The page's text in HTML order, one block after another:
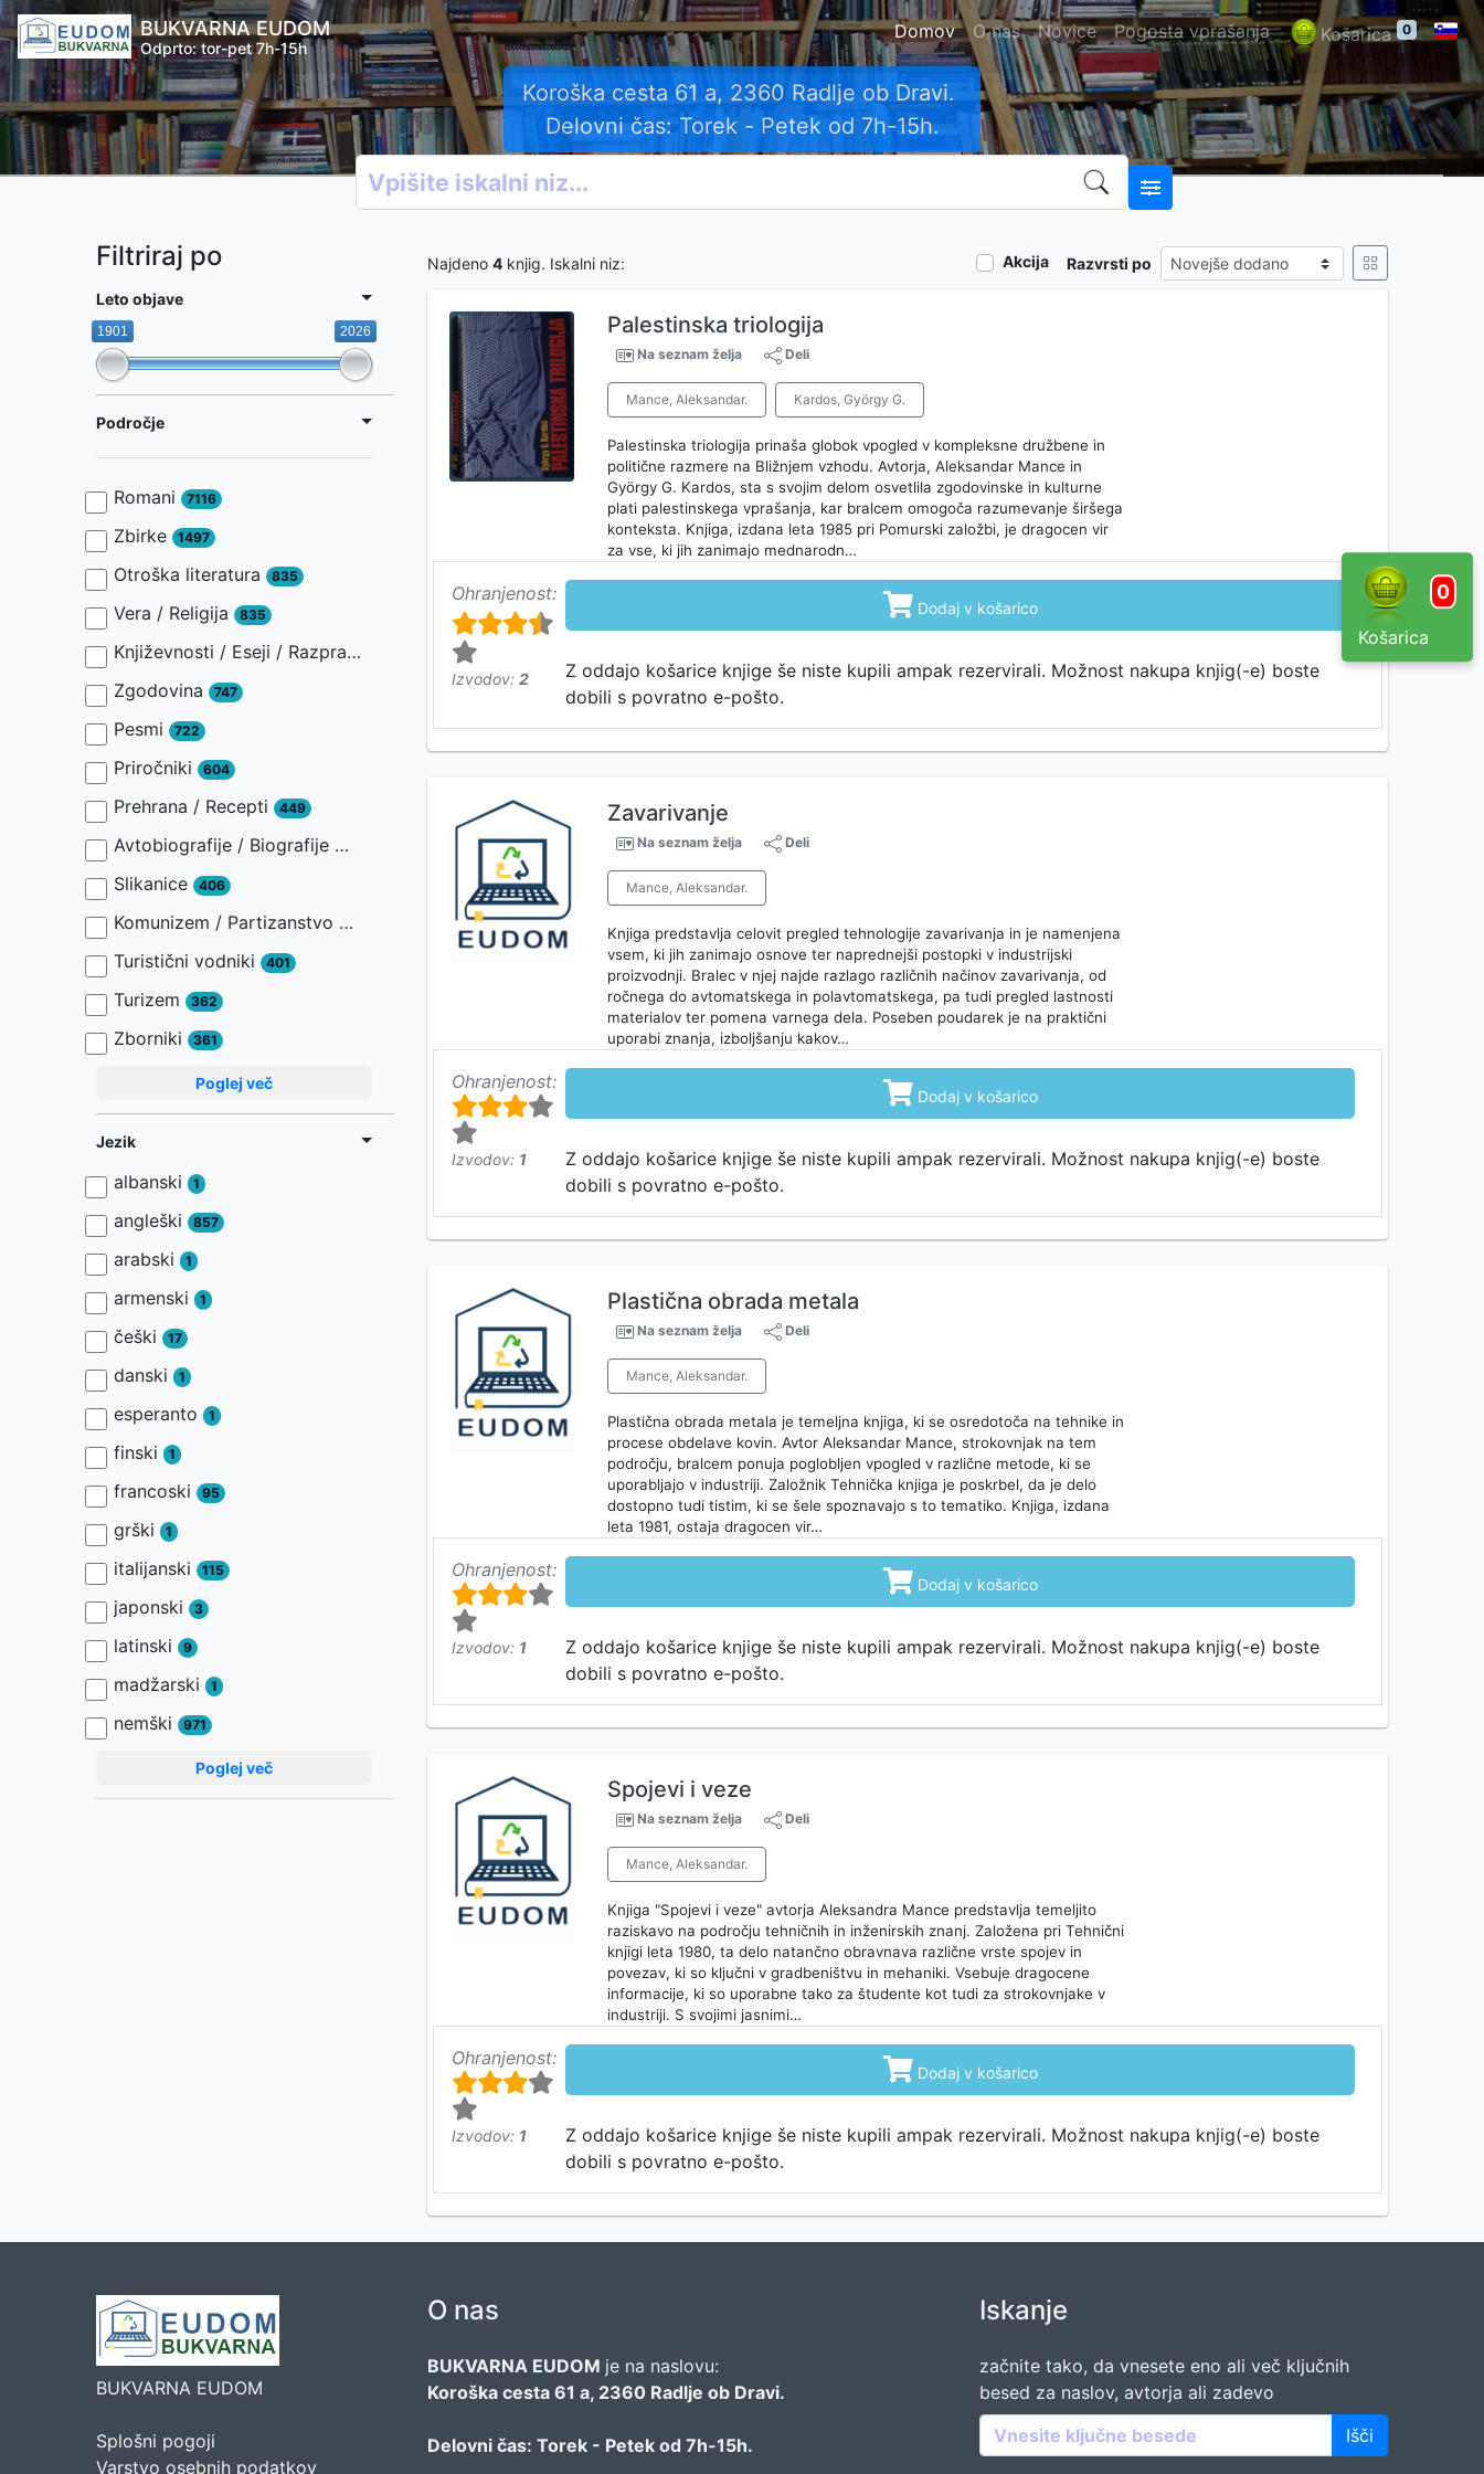
BUKVARNA EUDOM
Odprto: tor-pet 7h-15h
Domov O nas Novice Pogosta vprašanja Košarica 0
Koroška cesta 61 a, 2360 Radlje ob Dravi.
Delovni čas: Torek - Petek od 7h-15h.
0
Košarica
Filtriraj po
Leto objave
1901 2026
Področje
Romani 7116
Zbirke 1497
Otroška literatura 835
Vera / Religija 835
Književnosti / Eseji / Razprave / Jezik / Slovnica / Slavistika
Zgodovina 747
Pesmi 722
Priročniki 604
Prehrana / Recepti 449
Avtobiografije / Biografije449
Slikanice 406
Komunizem / Partizanstvo401
Turistični vodniki 401
Turizem 362
Zborniki 361
Poglej več
Jezik
albanski 1
angleški 857
arabski 1
armenski 1
češki 17
danski 1
esperanto 1
finski 1
francoski 95
grški 1
italijanski 115
japonski 3
latinski 9
madžarski 1
nemški 971
Poglej več
Najdeno 4 knjig. Iskalni niz: Akcija Razvrsti po
Palestinska triologija
Na seznam želja Deli
Mance, Aleksandar. Kardos, György G.
Palestinska triologija prinaša globok vpogled v kompleksne družbene in
politične razmere na Bližnjem vzhodu. Avtorja, Aleksandar Mance in
György G. Kardos, sta s svojim delom osvetlila zgodovinske in kulturne
plati palestinskega vprašanja, kar bralcem omogoča razumevanje širšega
konteksta. Knjiga, izdana leta 1985 pri Pomurski založbi, je dragocen vir
za vse, ki jih zanimajo mednarodn…
Ohranjenost:
Izvodov: 2
 Dodaj v košarico
Z oddajo košarice knjige še niste kupili ampak rezervirali. Možnost nakupa knjig(-e) boste
dobili s povratno e-pošto.
Zavarivanje
Na seznam želja Deli
Mance, Aleksandar.
Knjiga predstavlja celovit pregled tehnologije zavarivanja in je namenjena
vsem, ki jih zanimajo osnove ter naprednejši postopki v industrijski
proizvodnji. Bralec v njej najde razlago različnih načinov zavarivanja, od
ročnega do avtomatskega in polavtomatskega, pa tudi pregled lastnosti
materialov ter pomena varnega dela. Poseben poudarek je na praktični
uporabi znanja, izboljšanju kakov…
Ohranjenost:
Izvodov: 1
 Dodaj v košarico
Z oddajo košarice knjige še niste kupili ampak rezervirali. Možnost nakupa knjig(-e) boste
dobili s povratno e-pošto.
Plastična obrada metala
Na seznam želja Deli
Mance, Aleksandar.
Plastična obrada metala je temeljna knjiga, ki se osredotoča na tehnike in
procese obdelave kovin. Avtor Aleksandar Mance, strokovnjak na tem
področju, bralcem ponuja poglobljen vpogled v različne metode, ki se
uporabljajo v industriji. Založnik Tehnička knjiga je poskrbel, da je delo
dostopno tudi tistim, ki se šele spoznavajo s to tematiko. Knjiga, izdana
leta 1981, ostaja dragocen vir…
Ohranjenost:
Izvodov: 1
 Dodaj v košarico
Z oddajo košarice knjige še niste kupili ampak rezervirali. Možnost nakupa knjig(-e) boste
dobili s povratno e-pošto.
Spojevi i veze
Na seznam želja Deli
Mance, Aleksandar.
Knjiga "Spojevi i veze" avtorja Aleksandra Mance predstavlja temeljito
raziskavo na področju tehničnih in inženirskih znanj. Založena pri Tehnični
knjigi leta 1980, ta delo natančno obravnava različne vrste spojev in
povezav, ki so ključni v gradbeništvu in mehaniki. Vsebuje dragocene
informacije, ki so uporabne tako za študente kot tudi za strokovnjake v
industriji. S svojimi jasnimi…
Ohranjenost:
Izvodov: 1
 Dodaj v košarico
Z oddajo košarice knjige še niste kupili ampak rezervirali. Možnost nakupa knjig(-e) boste
dobili s povratno e-pošto.
BUKVARNA EUDOM
Splošni pogoji
Varstvo osebnih podatkov
O nas
BUKVARNA EUDOM je na naslovu:
Koroška cesta 61 a, 2360 Radlje ob Dravi.
Delovni čas: Torek - Petek od 7h-15h.
Iskanje
začnite tako, da vnesete eno ali več ključnih
besed za naslov, avtorja ali zadevo
Išči